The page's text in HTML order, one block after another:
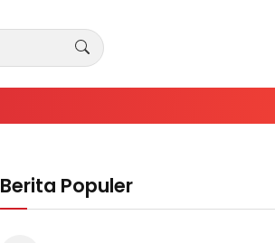
Berita Populer